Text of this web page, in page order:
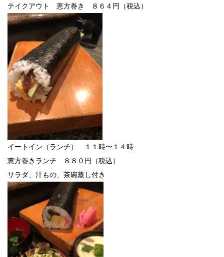
テイクアウト 恵方巻き ８６４円（税込）
イートイン（ランチ） １１時〜１４時
恵方巻きランチ ８８０円（税込）
サラダ、汁もの、茶碗蒸し付き